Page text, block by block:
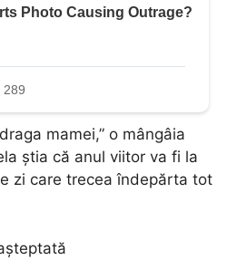
mamei,” o mângâia
știa că anul viitor va fi la
zi care trecea îndepărta tot